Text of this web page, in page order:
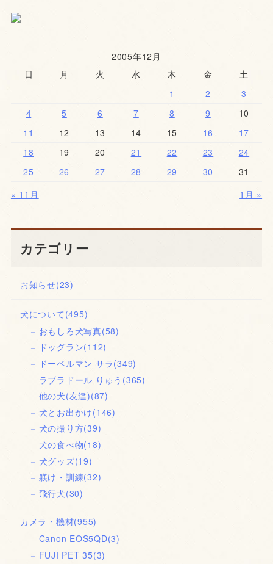
2005年12月
日
月 火 水 木 金
土
1
2
3
4
5 6 7 8 9
10
11
12 13 14 15 16
17
18
19 20 21 22 23
24
25
26 27 28 29 30
31
« 11月
1月 »
カテゴリー
お知らせ(23)
犬について (495)
おもしろ犬写真(58)
ドッグラン(112)
ドーベルマン サラ(349)
ラブラドール りゅう (365)
他の犬(友達)(87)
犬とお出かけ(146)
犬の撮り方(39)
犬の食べ物(18)
犬グッズ(19)
躾け・訓練(32)
飛行犬(30)
カメラ・機材(955)
Canon EOS5QD(3)
FUJI PET 35(3)